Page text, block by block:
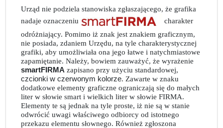
Urząd nie podziela stanowiska zgłaszającego, że grafika
nadaje oznaczeniu
charakter
odróżniający. Pomimo iż znak jest znakiem graficznym,
nie posiada, zdaniem Urzędu, na tyle charakterystycznej
grafiki, aby umożliwiała ona jego łatwe i natychmiastowe
zapamiętanie. Należy, bowiem zauważyć, że wyrażenie
smartFIRMA zapisano przy użyciu standardowej,
czcionki w czerwonym kolorze. Zawarte w znaku
dodatkowe elementy graficzne ograniczają się do małych
liter w słowie smart i wielkich liter w słowie FIRMA.
Elementy te są jednak na tyle proste, iż nie są w stanie
odwrócić uwagi właściwego odbiorcy od istotnego
przekazu elementu słownego. Również zgłoszona